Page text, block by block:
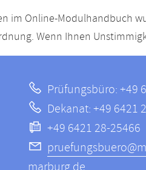
im Online-Modulhandbuch
Wenn Ihnen
Prüfungsbüro: +49
Dekanat: +49 6421
+49 6421 28-25466